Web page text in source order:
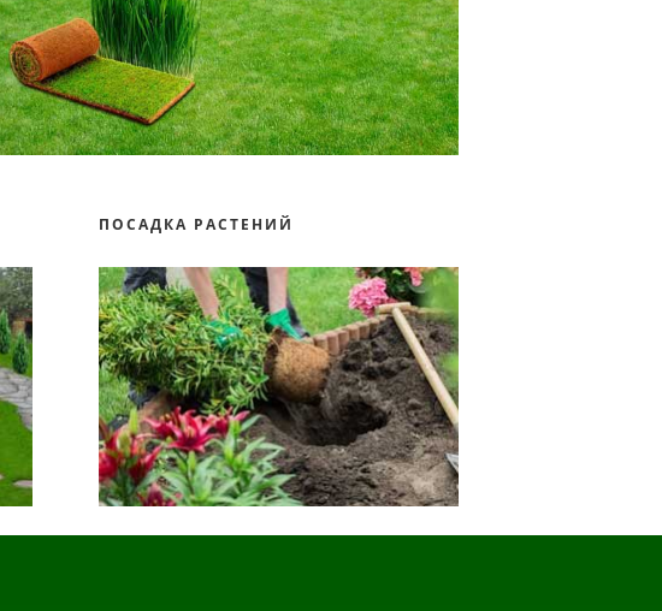
ПОСАДКА РАСТЕНИЙ